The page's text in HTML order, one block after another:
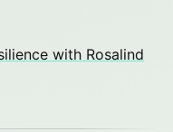
with Rosalind